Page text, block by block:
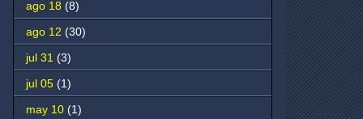
ago 18 (8)
ago 12 (30)
jul 31 (3)
jul 05 (1)
may 10 (1)